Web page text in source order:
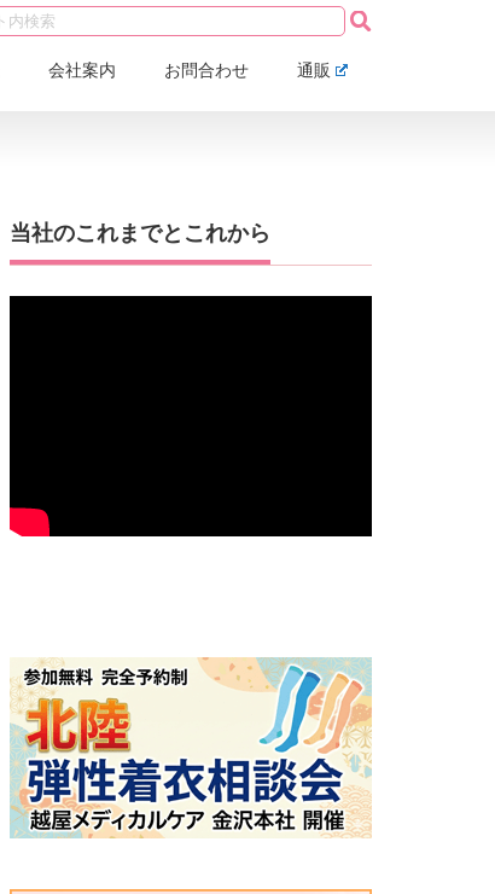
会社案内 お問合わせ 通販
当社のこれまでとこれから